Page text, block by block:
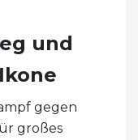
und
gegen
großes